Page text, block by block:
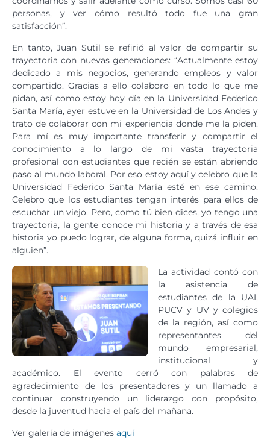
personas, y ver cómo resultó todo fue una gran
satisfacción”.
En tanto, Juan Sutil se refirió al valor de compartir su
trayectoria con nuevas generaciones: “Actualmente estoy
dedicado a mis negocios, generando empleos y valor
compartido. Gracias a ello colaboro en todo lo que me
pidan, así como estoy hoy día en la Universidad Federico
Santa María, ayer estuve en la Universidad de Los Andes y
trato de colaborar con mi experiencia donde me la piden.
Para mí es muy importante transferir y compartir el
conocimiento a lo largo de mi vasta trayectoria
profesional con estudiantes que recién se están abriendo
paso al mundo laboral. Por eso estoy aquí y celebro que la
Universidad Federico Santa María esté en ese camino.
Celebro que los estudiantes tengan interés para ellos de
escuchar un viejo. Pero, como tú bien dices, yo tengo una
trayectoria, la gente conoce mi historia y a través de esa
historia yo puedo lograr, de alguna forma, quizá influir en
alguien”.
La actividad contó con
la asistencia de
estudiantes de la UAI,
PUCV y UV y colegios
de la región, así como
representantes del
mundo empresarial,
institucional y
académico. El evento cerró con palabras de
agradecimiento de los presentadores y un llamado a
continuar construyendo un liderazgo con propósito,
desde la juventud hacia el país del mañana.
Ver galería de imágenes aquí